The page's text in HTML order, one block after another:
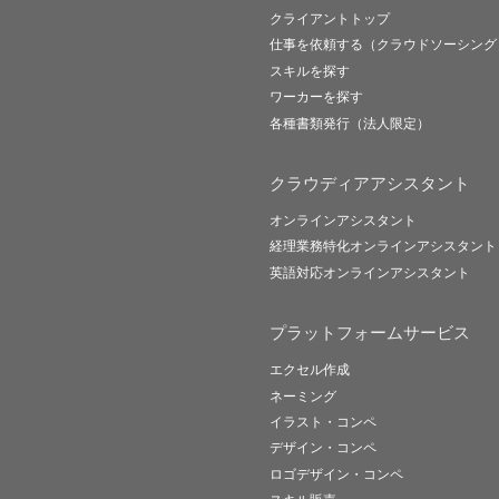
クライアントトップ
仕事を依頼する（クラウドソーシング
スキルを探す
ワーカーを探す
各種書類発行（法人限定）
クラウディアアシスタント
オンラインアシスタント
経理業務特化オンラインアシスタント
英語対応オンラインアシスタント
プラットフォームサービス
エクセル作成
ネーミング
イラスト・コンペ
デザイン・コンペ
ロゴデザイン・コンペ